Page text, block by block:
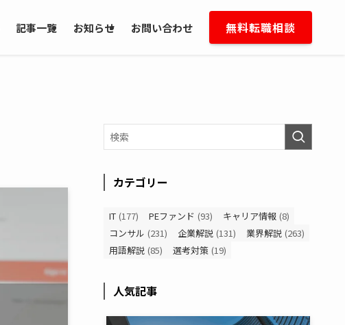
記事一覧 お知らせ お問い合わせ 無料転職相談
カテゴリー
IT (177) PEファンド (93) キャリア情報 (8)
コンサル (231) 企業解説 (131) 業界解説 (263)
用語解説 (85) 選考対策 (19)
人気記事